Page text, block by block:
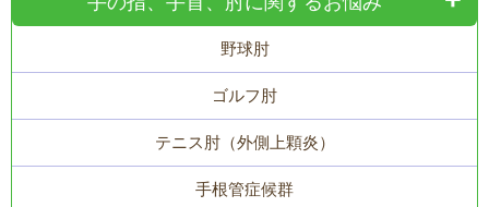
野球肘
ゴルフ肘
テニス肘（外側上顆炎）
手根管症候群